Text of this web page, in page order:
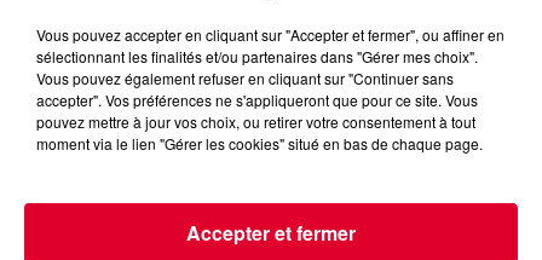
Vous pouvez accepter en cliquant sur "Accepter et fermer", ou affiner en
sélectionnant les finalités et/ou partenaires dans "Gérer mes choix".
Vous pouvez également refuser en cliquant sur "Continuer sans
accepter". Vos préférences ne s'appliqueront que pour ce site. Vous
pouvez mettre à jour vos choix, ou retirer votre consentement à tout
moment via le lien "Gérer les cookies" situé en bas de chaque page.
Accepter et fermer